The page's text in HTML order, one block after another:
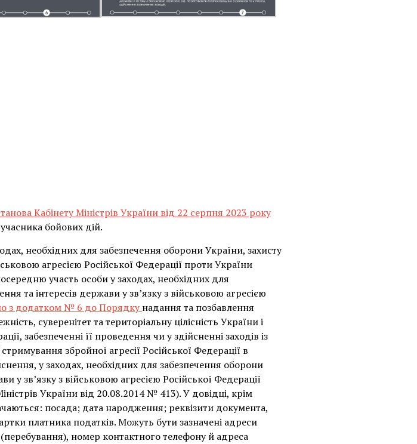
Кабінету Міністрів України від 22 серпня 2023 року
бойових дій.
необхідних для забезпечення оборони України, захисту
агресією Російської Федерації проти України
участь особи у заходах, необхідних для
та інтересів держави у зв’язку з військовою агресією
з додатком № 6 до Порядку надання та позбавлення
суверенітет та територіальну цілісність України і
забезпеченні її проведення чи у здійсненні заходів із
збройної агресії Російської Федерації в
у заходах, необхідних для забезпечення оборони
у зв’язку з військовою агресією Російської Федерації
України від 20.08.2014 № 413). У довідці, крім
посада; дата народження; реквізити документа,
платника податків. Можуть бути зазначені адреси
номер контактного телефону й адреса